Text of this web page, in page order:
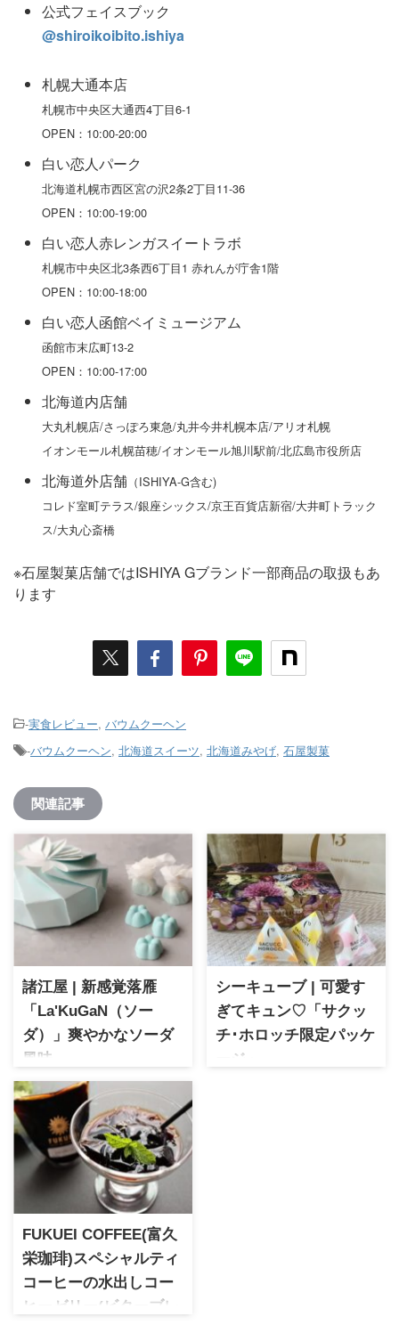
公式フェイスブック
@shiroikoibito.ishiya
札幌大通本店
札幌市中央区大通西4丁目6-1
OPEN：10:00-20:00
白い恋人パーク
北海道札幌市西区宮の沢2条2丁目11-36
OPEN：10:00-19:00
白い恋人赤レンガスイートラボ
札幌市中央区北3条西6丁目1 赤れんが庁舎1階
OPEN：10:00-18:00
白い恋人函館ベイミュージアム
函館市末広町13-2
OPEN：10:00-17:00
北海道内店舗
大丸札幌店/さっぽろ東急/丸井今井札幌本店/アリオ札幌
イオンモール札幌苗穂/イオンモール旭川駅前/北広島市役所店
北海道外店舗 （ISHIYA-G含む)
コレド室町テラス/銀座シックス/京王百貨店新宿/大井町トラック
ス/大丸心斎橋
※石屋製菓店舗ではISHIYA Gブランド一部商品の取扱もあ
ります
-実食レビュー, バウムクーヘン
-バウムクーヘン, 北海道スイーツ, 北海道みやげ, 石屋製菓
関連記事
諸江屋 | 新感覚落雁
「La'KuGaN（ソー
ダ）」爽やかなソーダ
風味
ソーダ風味が楽しめる
「La'KuGaN（ソーダ）」を実
食レビュー。ほろりとした口
どけと上品な甘さが魅力の、
新感覚の落雁を紹介します。
シーキューブ | 可愛す
ぎてキュン♡「サクッ
チ･ホロッチ限定パッケ
ージ」
FUKUEI COFFEE(富久
栄珈琲)スペシャルティ
コーヒーの水出しコー
ヒーゼリー(ビターブレ